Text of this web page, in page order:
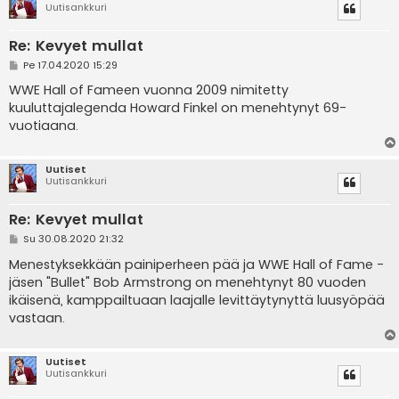
Uutisankkuri
Re: Kevyet mullat
V
e
s
t
i
Pe 17.04.2020 15:29
WWE Hall of Fameen vuonna 2009 nimitetty
kuuluttajalegenda Howard Finkel on menehtynyt 69-
vuotiaana.
Uutiset
Uutisankkuri
Re: Kevyet mullat
V
e
s
t
i
Su 30.08.2020 21:32
Menestyksekkään painiperheen pää ja WWE Hall of Fame -
jäsen "Bullet" Bob Armstrong on menehtynyt 80 vuoden
ikäisenä, kamppailtuaan laajalle levittäytynyttä luusyöpää
vastaan.
Uutiset
Uutisankkuri